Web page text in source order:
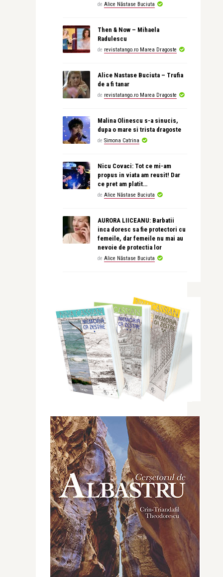
de Alice Năstase Buciuta
Then & Now – Mihaela
Radulescu
de revistatango.ro Marea Dragoste
Alice Nastase Buciuta – Trufia
de a fi tanar
de revistatango.ro Marea Dragoste
Malina Olinescu s-a sinucis,
dupa o mare si trista dragoste
de Simona Catrina
Nicu Covaci: Tot ce mi-am
propus in viata am reusit! Dar
ce pret am platit…
de Alice Năstase Buciuta
AURORA LIICEANU: Barbatii
inca doresc sa fie protectori cu
femeile, dar femeile nu mai au
nevoie de protectia lor
de Alice Năstase Buciuta